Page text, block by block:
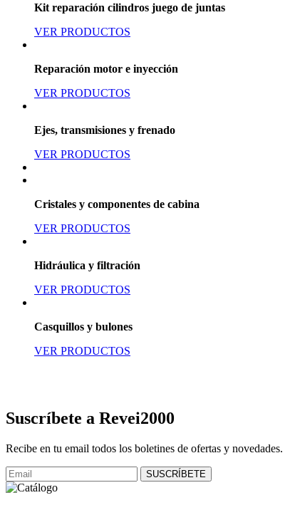
Kit reparación cilindros juego de juntas
VER PRODUCTOS
Reparación motor e inyección
VER PRODUCTOS
Ejes, transmisiones y frenado
VER PRODUCTOS
Cristales y componentes de cabina
VER PRODUCTOS
Hidráulica y filtración
VER PRODUCTOS
Casquillos y bulones
VER PRODUCTOS
Suscríbete a Revei2000
Recibe en tu email todos los boletines de ofertas y novedades.